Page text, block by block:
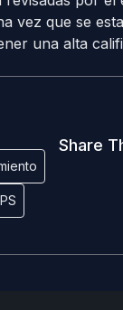
vez que se
una alta
Share